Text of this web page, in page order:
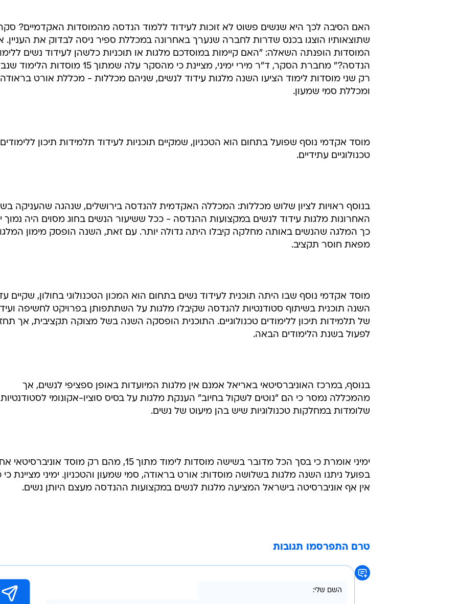
האם הסיבה לכך היא שנשים פשוט לא זוכות לעידוד ללמוד הנדסה מהמוסדות האקדמיים?
שתוצאותיו הוצגו בכנס שדרות לחברה שנערך באחרונה במכללת ספיר ניסה לבדוק את העניין.
המוסדות הופנתה השאלה: "האם קיימות במוסדכם מלגות או תוכניות כלשהן לעידוד נשים
הנדסה?" מחברת הסקר, ד"ר מירי ימיני, מציינת כי מהסקר עלה שמתוך 15
רק שני מוסדות לימוד הציעו השנה מלגות עידוד לנשים, שניהם מכללות - מכללת אורט בראודה
ומכללת סמי שמעון.
מוסד אקדמי נוסף שפועל בתחום הוא הטכניון, שמקיים תוכניות לעידוד תלמידות תיכון ללימודים
טכנולוגיים עתידיים.
בנוסף ראויות לציון שלוש מכללות: המכללה האקדמית להנדסה בירושלים, שנהגה שהעניקה
האחרונות מלגות עידוד לנשים במקצועות ההנדסה - ככל ששיעור הנשים בחוג מסוים היה נמוך
כך המלגה שהנשים באותה מחלקה קיבלו היתה גדולה יותר. עם זאת, השנה הופסק מימון
מפאת חוסר תקציב.
מוסד אקדמי נוסף שבו היתה תוכנית לעידוד נשים בתחום הוא המכון הטכנולוגי בחולון, שקיים
השנה תוכנית בשיתוף סטודנטיות להנדסה שקיבלו מלגות על השתתפותן בפרויקט לחשיפה
של תלמידות תיכון ללימודים טכנולוגיים. התוכנית הופסקה השנה בשל מצוקה תקציבית, אך
לפעול בשנת הלימודים הבאה.
בנוסף, במרכז האוניברסיטאי באריאל אמנם אין מלגות המיועדות באופן ספציפי לנשים, אך
מהמכללה נמסר כי הם "נוטים לשקול בחיוב" הענקת מלגות על בסיס סוציו-אקונומי לסטודנטיות
שלומדות במחלקות טכנולוגיות שיש בהן מיעוט של נשים.
ימיני אומרת כי בסך הכל מדובר בשישה מוסדות לימוד מתוך 15, מהם רק מוסד
בפועל ניתנו השנה מלגות בשלושה מוסדות: אורט בראודה, סמי שמעון והטכניון. ימיני מציינת כי
אין אף אוניברסיטה בישראל המציעה מלגות לנשים במקצועות ההנדסה מעצם היותן נשים.
טרם התפרסמו תגובות